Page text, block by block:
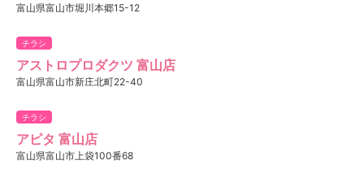
富山県富山市堀川本郷15-12
チラシ
アストロプロダクツ 富山店
富山県富山市新庄北町22-40
チラシ
アピタ 富山店
富山県富山市上袋100番68